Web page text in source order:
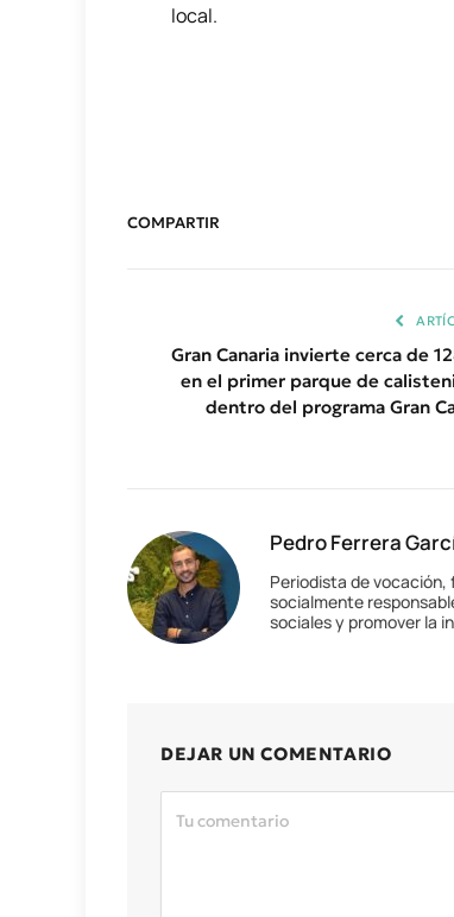
local.
COMPARTIR
Gran Canaria invierte cerca de
en el primer parque de
dentro del programa Gran
Pedro Ferrera
Periodista de
socialmente
sociales y promover la
DEJAR UN COMENTARIO